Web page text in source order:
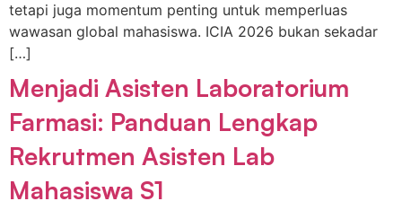
tetapi juga momentum penting untuk memperluas
wawasan global mahasiswa. ICIA 2026 bukan sekadar
[…]
Menjadi Asisten Laboratorium
Farmasi: Panduan Lengkap
Rekrutmen Asisten Lab
Mahasiswa S1